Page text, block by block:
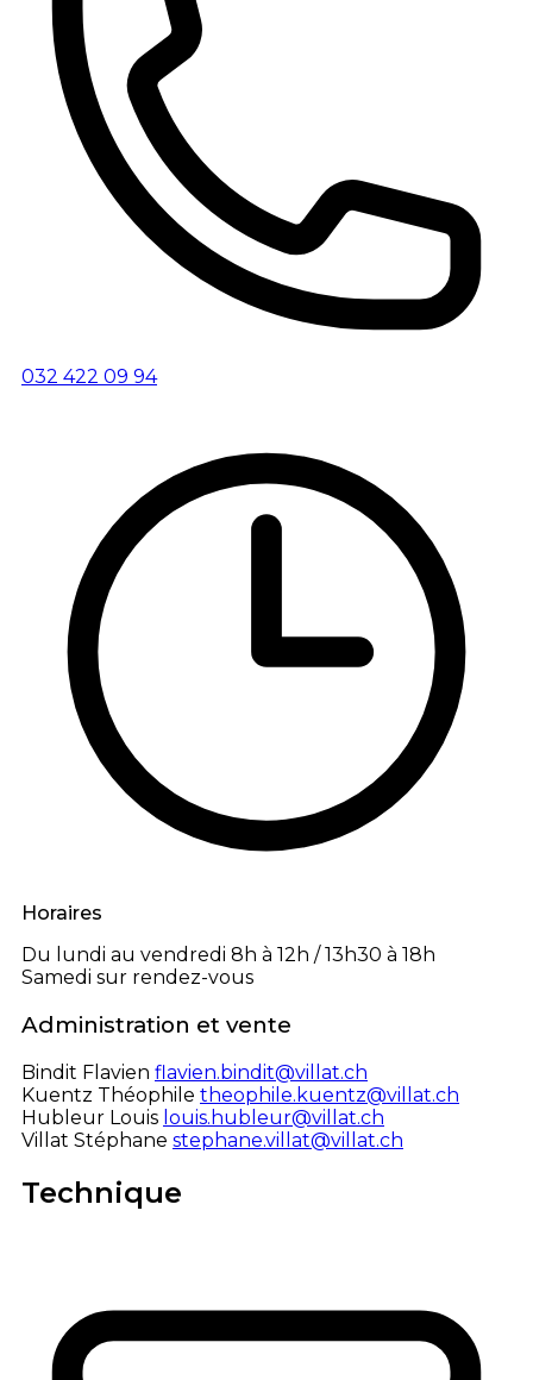
032 422 09 94
Horaires
Du lundi au vendredi 8h à 12h / 13h30 à 18h
Samedi sur rendez-vous
Administration et vente
Bindit Flavien flavien.bindit@villat.ch
Kuentz Théophile theophile.kuentz@villat.ch
Hubleur Louis louis.hubleur@villat.ch
Villat Stéphane stephane.villat@villat.ch
Technique